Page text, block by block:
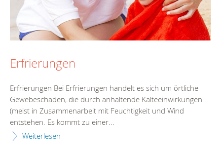
Erfrierungen
Erfrierungen Bei Erfrierungen handelt es sich um örtliche
Gewebeschäden, die durch anhaltende Kälteeinwirkungen
(meist in Zusammenarbeit mit Feuchtigkeit und Wind
entstehen. Es kommt zu einer...
Weiterlesen